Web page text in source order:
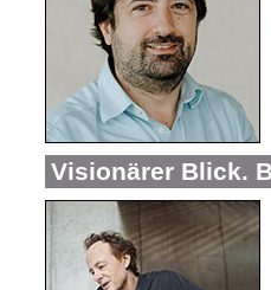
Visionärer Blick.